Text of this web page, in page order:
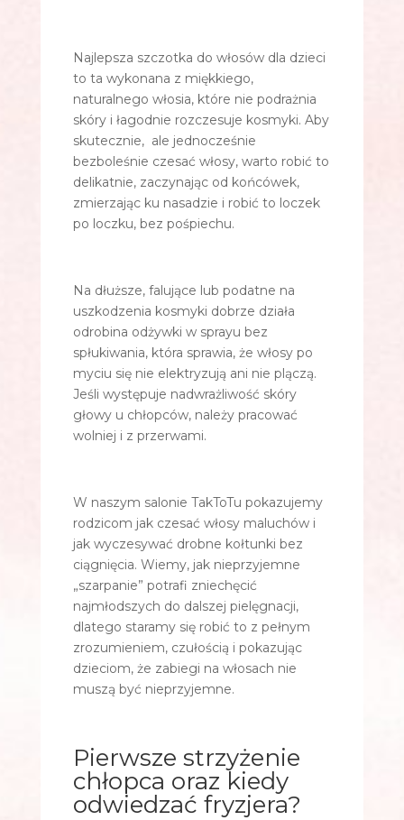
Najlepsza szczotka do włosów dla dzieci
to ta wykonana z miękkiego,
naturalnego włosia, które nie podrażnia
skóry i łagodnie rozczesuje kosmyki. Aby
skutecznie, ale jednocześnie
bezboleśnie czesać włosy, warto robić to
delikatnie, zaczynając od końcówek,
zmierzając ku nasadzie i robić to loczek
po loczku, bez pośpiechu.
Na dłuższe, falujące lub podatne na
uszkodzenia kosmyki dobrze działa
odrobina odżywki w sprayu bez
spłukiwania, która sprawia, że włosy po
myciu się nie elektryzują ani nie plączą.
Jeśli występuje nadwrażliwość skóry
głowy u chłopców, należy pracować
wolniej i z przerwami.
W naszym salonie TakToTu pokazujemy
rodzicom jak czesać włosy maluchów i
jak wyczesywać drobne kołtunki bez
ciągnięcia. Wiemy, jak nieprzyjemne
„szarpanie” potrafi zniechęcić
najmłodszych do dalszej pielęgnacji,
dlatego staramy się robić to z pełnym
zrozumieniem, czułością i pokazując
dzieciom, że zabiegi na włosach nie
muszą być nieprzyjemne.
Pierwsze strzyżenie
chłopca oraz kiedy
odwiedzać fryzjera?